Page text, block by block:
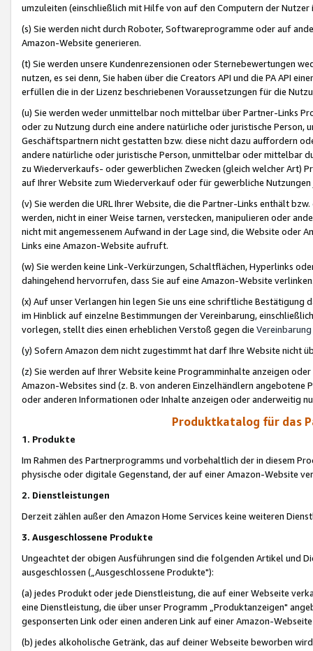
umzuleiten (einschließlich mit Hilfe von auf den Computern der
(s) Sie werden nicht durch Roboter, Softwareprogramme oder auf
Amazon-Website generieren.
(t) Sie werden unsere Kundenrezensionen oder Sternebewertungen
nutzen, es sei denn, Sie haben über die Creators API und die PA API
erfüllen die in der Lizenz beschriebenen Voraussetzungen für die
(u) Sie werden weder unmittelbar noch mittelbar über Partner-Links
oder zu Nutzung durch eine andere natürliche oder juristische
Geschäftspartnern nicht gestatten bzw. diese nicht dazu auffordern
andere natürliche oder juristische Person, unmittelbar oder mittelbar
zu Wiederverkaufs- oder gewerblichen Zwecken (gleich welcher Art)
auf Ihrer Website zum Wiederverkauf oder für gewerbliche
(v) Sie werden die URL Ihrer Website, die die Partner-Links enthält
werden, nicht in einer Weise tarnen, verstecken, manipulieren oder
nicht mit angemessenem Aufwand in der Lage sind, die Website oder
Links eine Amazon-Website aufruft.
(w) Sie werden keine Link-Verkürzungen, Schaltflächen, Hyperlinks
dahingehend hervorrufen, dass Sie auf eine Amazon-Website
(x) Auf unser Verlangen hin legen Sie uns eine schriftliche
im Hinblick auf einzelne Bestimmungen der Vereinbarung,
vorlegen, stellt dies einen erheblichen Verstoß gegen die Vereinbarung
(y) Sofern Amazon dem nicht zugestimmt hat darf Ihre Website nicht
(z) Sie werden auf Ihrer Website keine Programminhalte anzeigen
Amazon-Websites sind (z. B. von anderen Einzelhändlern
oder anderen Informationen oder Inhalte anzeigen oder anderweitig
Produktkatalog für das
1. Produkte
Im Rahmen des Partnerprogramms und vorbehaltlich der in diesem
physische oder digitale Gegenstand, der auf einer Amazon-Website
2. Dienstleistungen
Derzeit zählen außer den Amazon Home Services keine weiteren
3. Ausgeschlossene Produkte
Ungeachtet der obigen Ausführungen sind die folgenden Artikel und
ausgeschlossen („Ausgeschlossene Produkte"):
(a) jedes Produkt oder jede Dienstleistung, die auf einer Webseite
eine Dienstleistung, die über unser Programm „Produktanzeigen"
gesponserten Link oder einen anderen Link auf einer Amazon-
(b) jedes alkoholische Getränk, das auf deiner Webseite beworben